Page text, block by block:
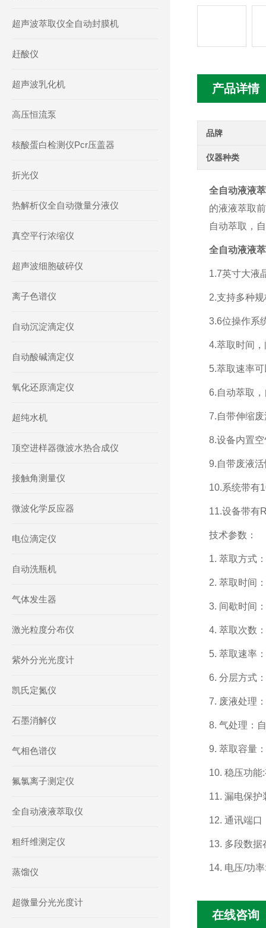
产品详情
品牌
仪器种类
全自动液液
的液液萃取
自动萃取，
全自动液液
1.7英寸大液
2.支持多种
3.6位操作系
4.萃取时间
5.萃取速率
6.自动萃取
7.自带伸缩
8.设备内置
9.自带废液
10.系统带有
11.设备带有
技术参数：
1. 萃取方式
2. 萃取时间
3. 间歇时间
4. 萃取次数
5. 萃取速率
6. 分层方式
7. 废液处理
8. 气处理：
9. 萃取容量
10. 稳压功能
11. 漏电保护
12. 通讯端口
13. 多段数据
14. 电压/功
在线咨询
超声波萃取仪全自动封膜机
赶酸仪
超声波乳化机
高压恒流泵
核酸蛋白检测仪Pcr压盖器
折光仪
热解析仪全自动微量分液仪
真空平行浓缩仪
超声波细胞破碎仪
离子色谱仪
自动沉淀滴定仪
自动酸碱滴定仪
氧化还原滴定仪
超纯水机
顶空进样器微波水热合成仪
接触角测量仪
微波化学反应器
电位滴定仪
自动洗瓶机
气体发生器
激光粒度分布仪
紫外分光光度计
凯氏定氮仪
石墨消解仪
气相色谱仪
氟氯离子测定仪
全自动液液萃取仪
粗纤维测定仪
蒸馏仪
超微量分光光度计